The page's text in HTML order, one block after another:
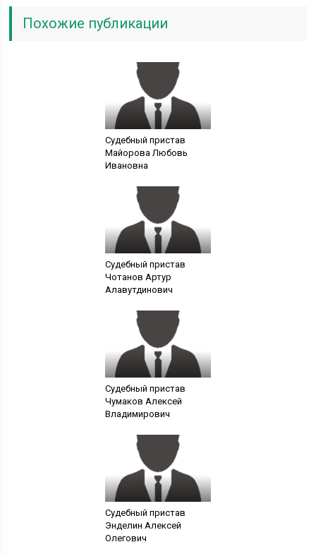
Похожие публикации
Судебный пристав
Майорова Любовь
Ивановна
Судебный пристав
Чотанов Артур
Алавутдинович
Судебный пристав
Чумаков Алексей
Владимирович
Судебный пристав
Энделин Алексей
Олегович